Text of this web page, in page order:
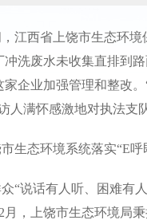
西省上饶市生态环境
冲洗废水未收集直排到
家企业加强管理和整改
人满怀感激地对执法支
态环境系统落实“E呼
说话有人听、困难有人
月，上饶市生态环境局